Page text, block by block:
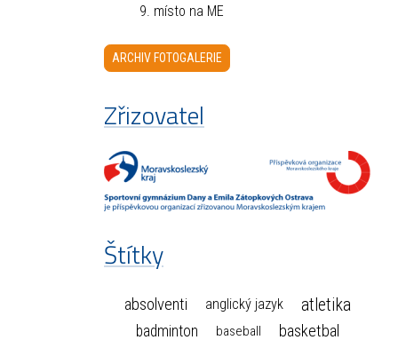
9. místo na ME
ARCHIV FOTOGALERIE
Zřizovatel
Štítky
absolventi anglický jazyk atletika
badminton baseball basketbal